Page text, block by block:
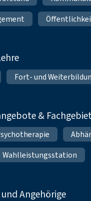
Fort- und
&
Wahlleistungsstation
Angehörige